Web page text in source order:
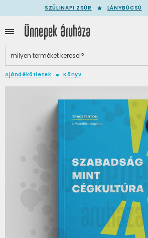
SZÜLINAPI ZSÚR LÁNYBÚCSÚ
Ajándékötletek Könyv